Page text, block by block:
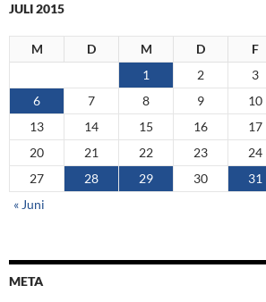
JULI 2015
M D M D F
1
2 3
6
7 8 9 10
13
14 15 16 17
20
21 22 23 24
27
28 29 30
31
« Juni
META